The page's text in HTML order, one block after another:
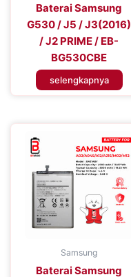
Baterai Samsung
G530 / J5 / J3(2016)
/ J2 PRIME / EB-
BG530CBE
selengkapnya
Samsung
Baterai Samsung